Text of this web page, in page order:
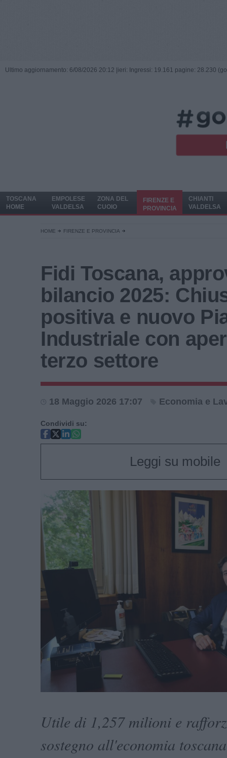
Ultimo aggiornamento: 6/08/2026 20:12 | ieri: Ingressi: 19.161 pagine: 28.230
TOSCANA
HOME
EMPOLESE
VALDELSA
ZONA DEL
CUOIO
FIRENZE E
PROVINCIA
CHIANTI
VALDELSA
HOME FIRENZE E PROVINCIA
Fidi Toscana,
bilancio 2025:
positiva e nuovo
Industriale con
terzo settore
18 Maggio 2026 17:07 Economia e
Condividi su:
Leggi su mobile
Utile di 1,257 milioni e
sostegno all'economia toscana